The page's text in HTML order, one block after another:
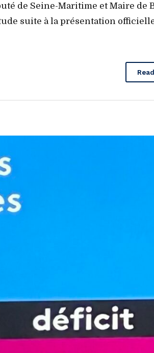
de Seine-Maritime et Maire de
suite à la présentation